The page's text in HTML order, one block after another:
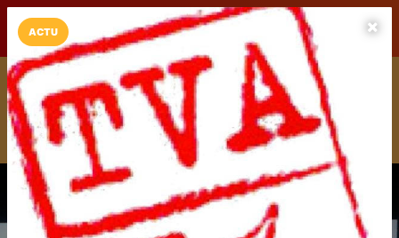
LaCarte LaCarte sur
Play Store
Installez l'App LaCarte
Téléchargez gratuitement l'app LaCarte pour suivre vos
commerces favoris et ne rien rater !
Télécharger Plus tard
ACTU